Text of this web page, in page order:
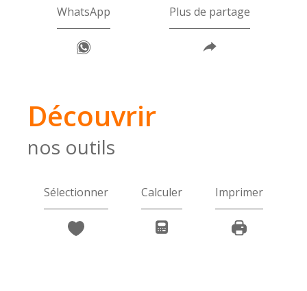
WhatsApp Plus de partage
découvrir
nos outils
Sélectionner Calculer Imprimer